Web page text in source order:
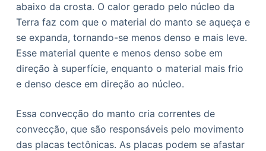
abaixo da crosta. O calor gerado pelo núcleo da
Terra faz com que o material do manto se aqueça e
se expanda, tornando-se menos denso e mais leve.
Esse material quente e menos denso sobe em
direção à superfície, enquanto o material mais frio
e denso desce em direção ao núcleo.
Essa convecção do manto cria correntes de
convecção, que são responsáveis pelo movimento
das placas tectônicas. As placas podem se afastar